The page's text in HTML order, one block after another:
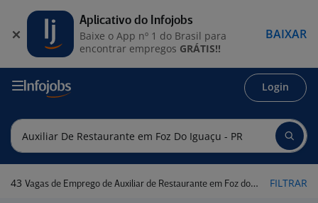
Login
43 Vagas de Emprego de Auxiliar de Restaurante em Foz do Iguaçu - PR FILTRAR
Aplicativo do Infojobs
Baixe o App nº 1 do Brasil para
encontrar empregos GRÁTIS!!
BAIXAR